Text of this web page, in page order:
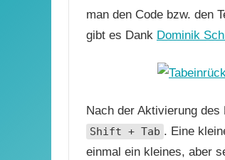
man den Code bzw. den
gibt es Dank Dominik
Nach der Aktivierung
Shift + Tab . Eine
einmal ein kleines, aber